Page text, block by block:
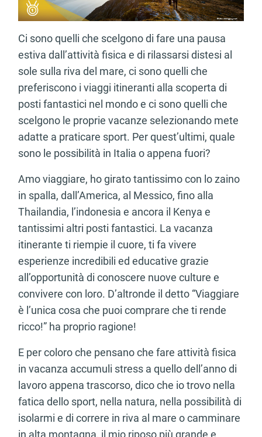
Ci sono quelli che scelgono di fare una pausa
estiva dall’attività fisica e di rilassarsi distesi al
sole sulla riva del mare, ci sono quelli che
preferiscono i viaggi itineranti alla scoperta di
posti fantastici nel mondo e ci sono quelli che
scelgono le proprie vacanze selezionando mete
adatte a praticare sport. Per quest’ultimi, quale
sono le possibilità in Italia o appena fuori?
Amo viaggiare, ho girato tantissimo con lo zaino
in spalla, dall’America, al Messico, fino alla
Thailandia, l’indonesia e ancora il Kenya e
tantissimi altri posti fantastici. La vacanza
itinerante ti riempie il cuore, ti fa vivere
esperienze incredibili ed educative grazie
all’opportunità di conoscere nuove culture e
convivere con loro. D’altronde il detto “Viaggiare
è l’unica cosa che puoi comprare che ti rende
ricco!” ha proprio ragione!
E per coloro che pensano che fare attività fisica
in vacanza accumuli stress a quello dell’anno di
lavoro appena trascorso, dico che io trovo nella
fatica dello sport, nella natura, nella possibilità di
isolarmi e di correre in riva al mare o camminare